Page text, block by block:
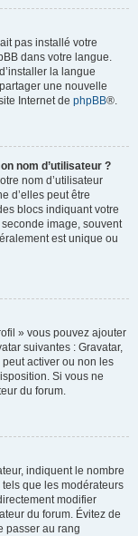
pas installé votre
dans votre langue.
la langue
une nouvelle
Internet de phpBB®.
nom d’utilisateur ?
nom d’utilisateur
d’elles peut être
blocs indiquant votre
image, souvent
est unique ou
» vous pouvez ajouter
suivantes : Gravatar,
activer ou non les
Si vous ne
du forum.
indiquent le nombre
que les modérateurs
modifier
du forum. Évitez de
passer au rang